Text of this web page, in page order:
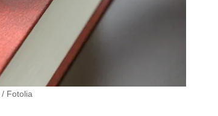
/ Fotolia